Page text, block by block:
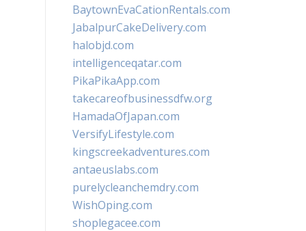
BaytownEvaCationRentals.com
JabalpurCakeDelivery.com
halobjd.com
intelligenceqatar.com
PikaPikaApp.com
takecareofbusinessdfw.org
HamadaOfJapan.com
VersifyLifestyle.com
kingscreekadventures.com
antaeuslabs.com
purelycleanchemdry.com
WishOping.com
shoplegacee.com